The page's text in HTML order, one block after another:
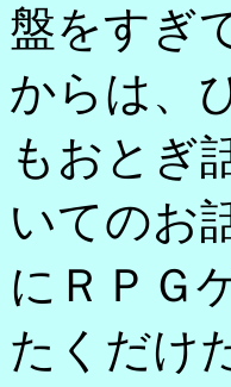
盤をすぎ
からは、
もおとぎ
いてのお
にＲＰＧ
たくだけ